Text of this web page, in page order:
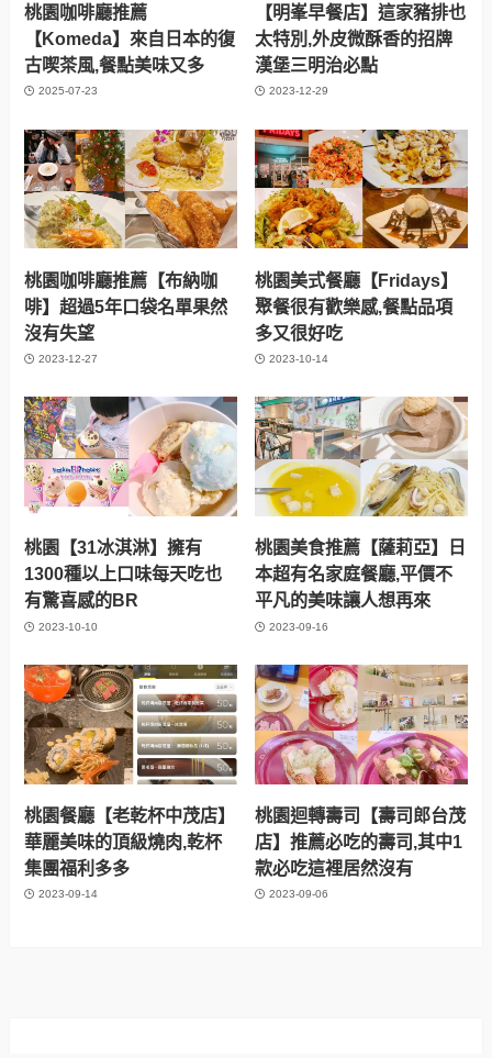
桃園咖啡廳推薦
【Komeda】來自日本的復
古喫茶風,餐點美味又多
2025-07-23
【明峯早餐店】這家豬排也
太特別,外皮微酥香的招牌
漢堡三明治必點
2023-12-29
桃園咖啡廳推薦【布納咖
啡】超過5年口袋名單果然
沒有失望
2023-12-27
桃園美式餐廳【Fridays】
聚餐很有歡樂感,餐點品項
多又很好吃
2023-10-14
桃園【31冰淇淋】擁有
1300種以上口味每天吃也
有驚喜感的BR
2023-10-10
桃園美食推薦【薩莉亞】日
本超有名家庭餐廳,平價不
平凡的美味讓人想再來
2023-09-16
桃園餐廳【老乾杯中茂店】
華麗美味的頂級燒肉,乾杯
集團福利多多
2023-09-14
桃園迴轉壽司【壽司郎台茂
店】推薦必吃的壽司,其中1
款必吃這裡居然沒有
2023-09-06